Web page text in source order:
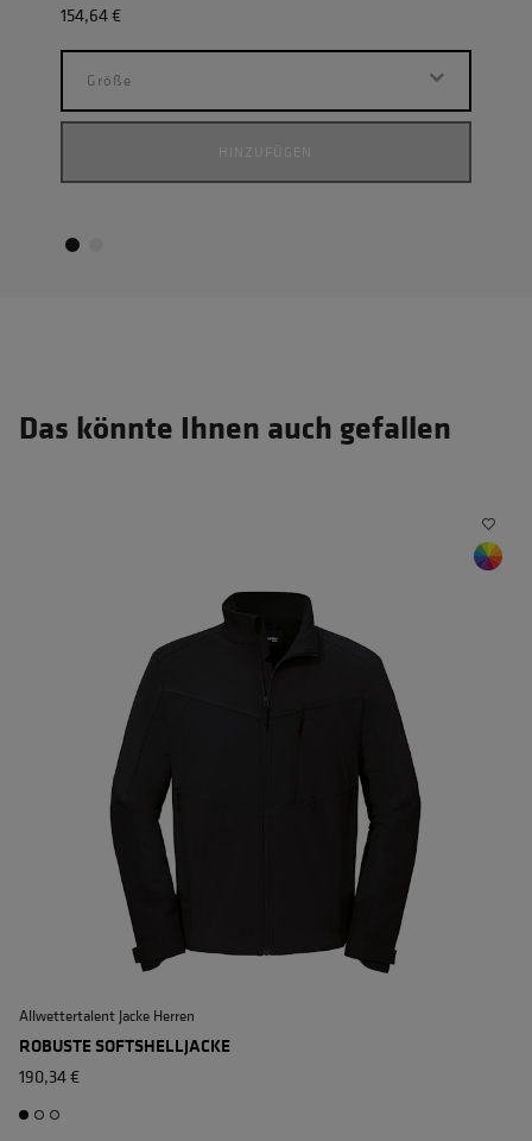
154,64 €
Größe
HINZUFÜGEN
Das könnte Ihnen auch gefallen
Allwettertalent Jacke Herren
ROBUSTE SOFTSHELLJACKE
190,34 €